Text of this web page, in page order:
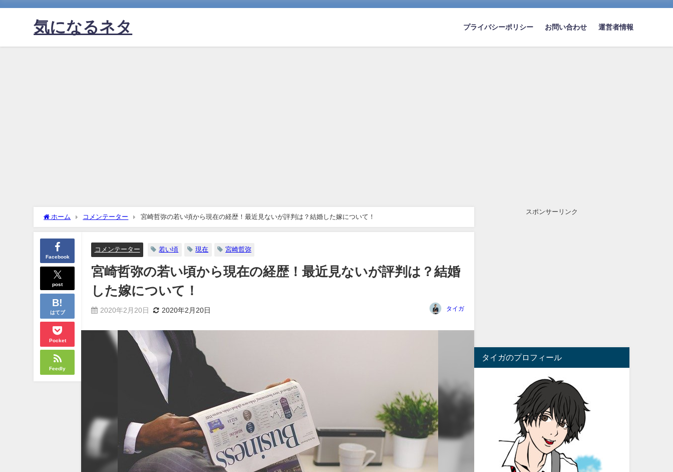
気になるネタ プライバシーポリシー お問い合わせ 運営者情報
ホーム コメンテーター 宮崎哲弥の若い頃から現在の経歴！最近見ないが評判は？結婚した嫁について！
Facebook
post
はてブ
Pocket
Feedly
コメンテーター 若い頃 現在 宮崎哲弥
宮崎哲弥の若い頃から現在の経歴！最近見ないが評判は？結婚
した嫁について！
2020年2月20日 2020年2月20日 タイガ
スポンサーリンク
タイガのプロフィール